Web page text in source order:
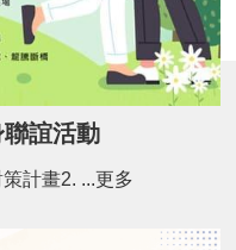
誼活動
一、目的：依據「我國少子女化對策計畫2. ...更多